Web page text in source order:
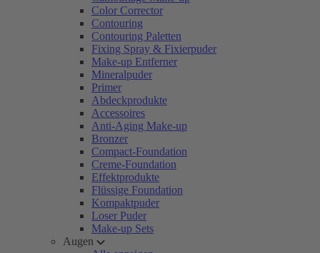
Color Corrector
Contouring
Contouring Paletten
Fixing Spray & Fixierpuder
Make-up Entferner
Mineralpuder
Primer
Abdeckprodukte
Accessoires
Anti-Aging Make-up
Bronzer
Compact-Foundation
Creme-Foundation
Effektprodukte
Flüssige Foundation
Kompaktpuder
Loser Puder
Make-up Sets
Augen